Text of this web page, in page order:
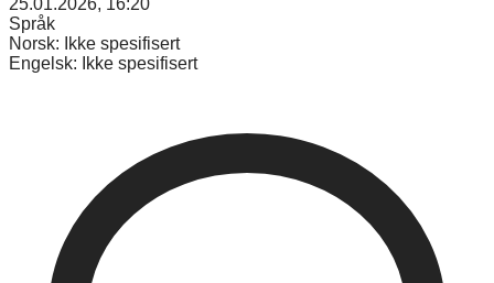
Språk
Norsk:
Ikke spesifisert
Engelsk:
Ikke spesifisert